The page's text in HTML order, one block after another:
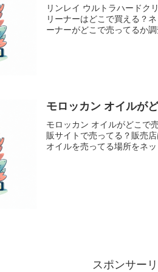
リンレイ ウルトラハードク
リーナーはどこで買える？
ーナーがどこで売ってるか
モロッカン オイルが
モロッカン オイルがどこで
販サイトで売ってる？販売
オイルを売ってる場所をネ
スポンサー